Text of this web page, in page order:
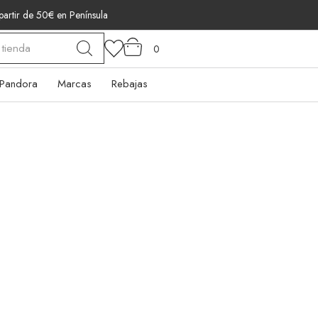
de 50€ en Península
0
Pandora Marcas Rebajas